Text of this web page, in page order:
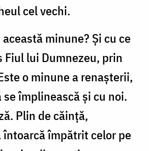
cel vechi.
minune? Şi cu ce
Fiul lui Dumnezeu, prin
o minune a renaşterii,
împlinească şi cu noi.
Plin de căinţă,
împătrit celor pe